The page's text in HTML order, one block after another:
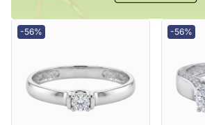
-56% -56%